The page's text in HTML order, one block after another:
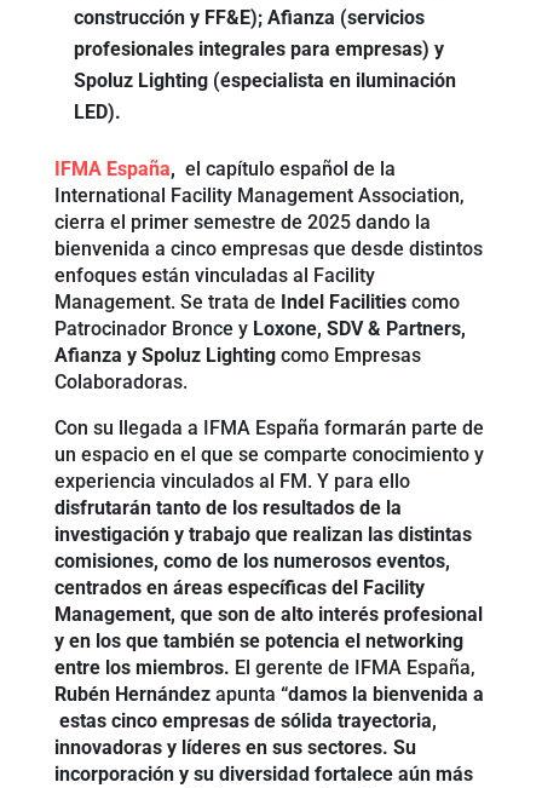
construcción y FF&E); Afianza (servicios
profesionales integrales para empresas) y
Spoluz Lighting (especialista en iluminación
LED).
IFMA España, el capítulo español de la
International Facility Management Association,
cierra el primer semestre de 2025 dando la
bienvenida a cinco empresas que desde distintos
enfoques están vinculadas al Facility
Management. Se trata de Indel Facilitiescomo
Patrocinador Bronce y Loxone, SDV & Partners,
Afianza y Spoluz Lightingcomo Empresas
Colaboradoras.
Con su llegada a IFMA España formarán parte de
un espacio en el que se comparte conocimiento y
experiencia vinculados al FM. Y para ello
disfrutarán tanto de los resultados de la
investigación y trabajo que realizan las distintas
comisiones, como de los numerosos eventos,
centrados en áreas específicas del Facility
Management, que son de alto interés profesional
y en los que también se potencia el networking
entre los miembros. El gerente de IFMA España,
Rubén Hernándezapunta “damos la bienvenida a
estas cinco empresas de sólida trayectoria,
innovadoras y líderes en sus sectores. Su
incorporación y su diversidad fortalece aún más